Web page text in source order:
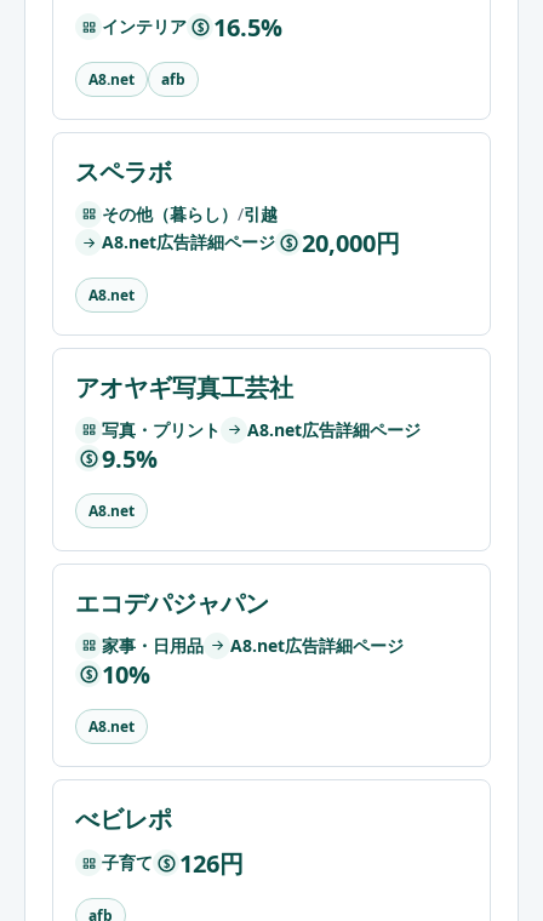
インテリア $ 16.5%
A8.net afb
スペラボ
その他（暮らし） /引越
A8.net広告詳細ページ
$ 20,000円
A8.net
アオヤギ写真工芸社
写真・プリント A8.net広告詳細ページ
$ 9.5%
A8.net
エコデパジャパン
家事・日用品 A8.net広告詳細ページ
$ 10%
A8.net
べビレポ
子育て $ 126円
afb